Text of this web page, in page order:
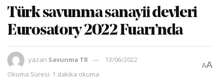
Türk savunma sanayii devleri
Eurosatory 2022 Fuarı’nda
yazan Savunma TR
13/06/2022
Okuma Süresi: 1 dakika okuma
AA